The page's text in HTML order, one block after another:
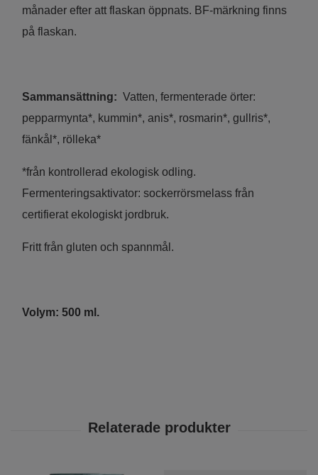
månader efter att flaskan öppnats. BF-märkning finns
på flaskan.
Sammansättning: Vatten, fermenterade örter:
pepparmynta*, kummin*, anis*, rosmarin*, gullris*,
fänkål*, rölleka*
*från kontrollerad ekologisk odling.
Fermenteringsaktivator: sockerrörsmelass från
certifierat ekologiskt jordbruk.
Fritt från gluten och spannmål.
Volym: 500 ml.